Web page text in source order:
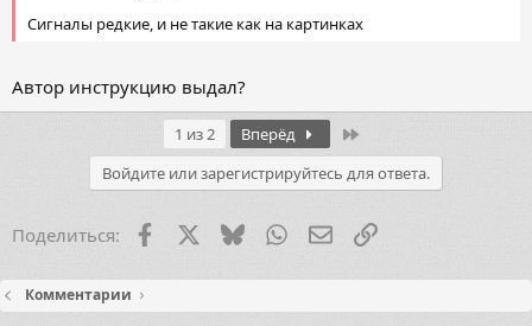
Сигналы редкие, и не такие как на картинках
Автор инструкцию выдал?
1 из 2 Вперёд
Войдите или зарегистрируйтесь для ответа.
Поделиться: FacebookX (Twitter)
BlueskyWhatsAppЭлектронная почта
Ссылка
Комментарии